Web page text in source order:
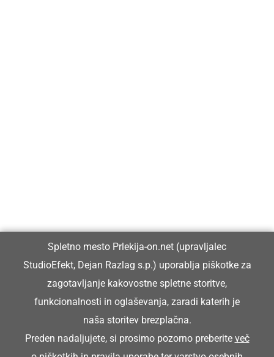
Glavni in odgovorni urednik:
Dejan Razlag
info@prlekija-on.net
Spletno mesto Prlekija-on.net (upravljalec
StudioEfekt, Dejan Razlag s.p.) uporablja piškotke za
zagotavljanje kakovostne spletne storitve,
funkcionalnosti in oglaševanja, zaradi katerih je
naša storitev brezplačna.
Preden nadaljujete, si prosimo pozorno preberite več